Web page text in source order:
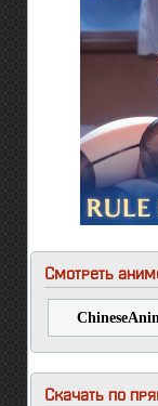
Смотреть
Скачать по